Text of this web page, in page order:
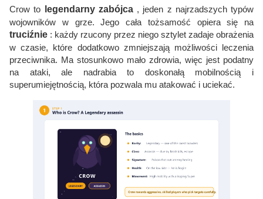
Crow to legendarny zabójca, jeden z najrzadszych typów
wojowników w grze. Jego cała tożsamość opiera się na
truciźnie : każdy rzucony przez niego sztylet zadaje obrażenia
w czasie, które dodatkowo zmniejszają możliwości leczenia
przeciwnika. Ma stosunkowo mało zdrowia, więc jest podatny
na ataki, ale nadrabia to doskonałą mobilnością i
superumiejętnością, która pozwala mu atakować i uciekać.